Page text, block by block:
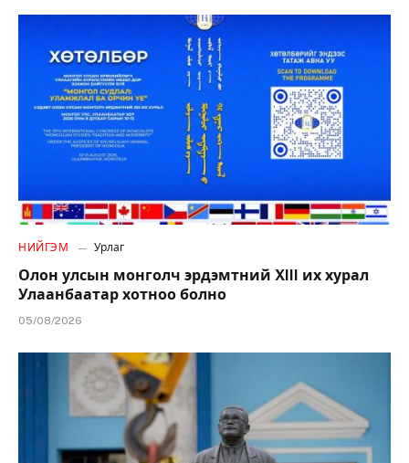
НИЙГЭМ Урлаг
Олон улсын монголч эрдэмтний XIII их хурал
Улаанбаатар хотноо болно
05/08/2026